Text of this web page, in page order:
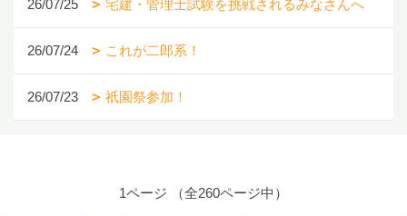
26/07/25 宅建・管理士試験を挑戦されるみなさんへ
26/07/24 これが二郎系！
26/07/23 祇園祭参加！
1ページ （全260ページ中）